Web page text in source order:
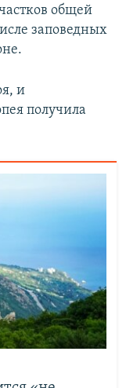
общей
заповедных
и
получила